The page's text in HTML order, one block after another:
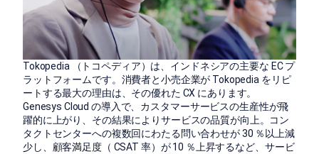
Tokopedia （トコペディア）は、インドネシアの主要な EC プ
ラットフォームです。消費者と小売企業が Tokopedia をリピ
ートする最大の理由は、その優れた CX にあります。
Genesys Cloud の導入で、カスタマーサービスの生産性が飛
躍的に上がり、その結果によりサービスの品質が向上。コン
タクトセンターへの複数回にわたる問い合わせが 30 ％以上減
少し、顧客満足度（ CSAT 率）が 10 ％上昇するなど、サービ